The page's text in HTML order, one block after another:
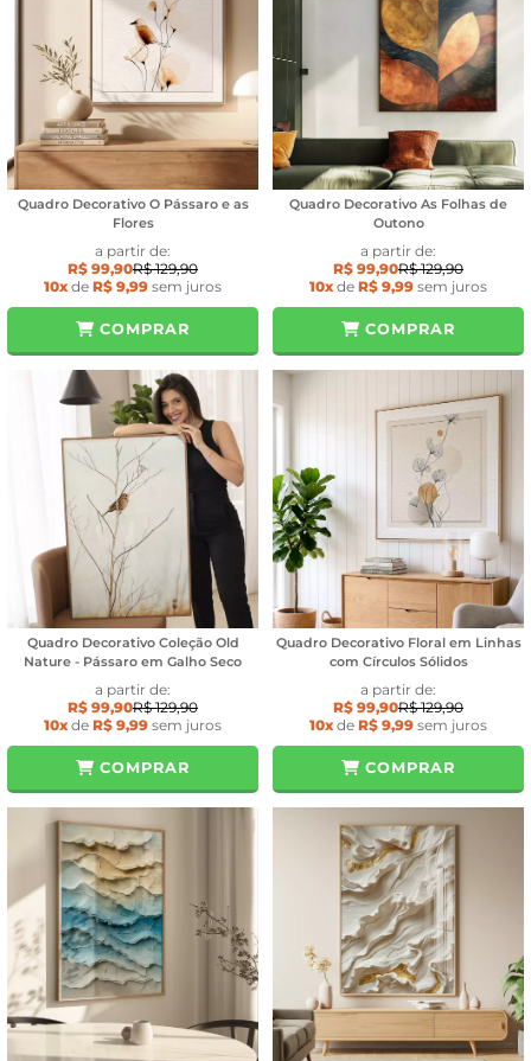
Quadro Decorativo O Pássaro e as
Flores
a partir de:
R$ 99,90R$ 129,90
10xde R$ 9,99 sem juros
COMPRAR
Quadro Decorativo As Folhas de
Outono
a partir de:
R$ 99,90R$ 129,90
10xde R$ 9,99 sem juros
COMPRAR
Quadro Decorativo Coleção Old
Nature - Pássaro em Galho Seco
a partir de:
R$ 99,90R$ 129,90
10x de R$ 9,99 sem juros
COMPRAR
Quadro Decorativo Floral em Linhas
com Círculos Sólidos
a partir de:
R$ 99,90R$ 129,90
10x de R$ 9,99 sem juros
COMPRAR